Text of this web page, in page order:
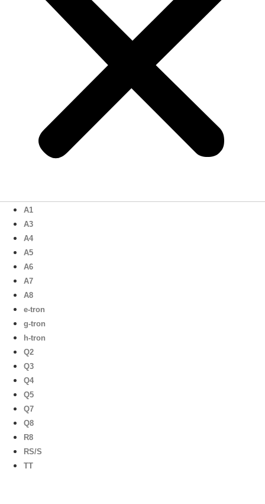
A1
A3
A4
A5
A6
A7
A8
e-tron
g-tron
h-tron
Q2
Q3
Q4
Q5
Q7
Q8
R8
RS/S
TT